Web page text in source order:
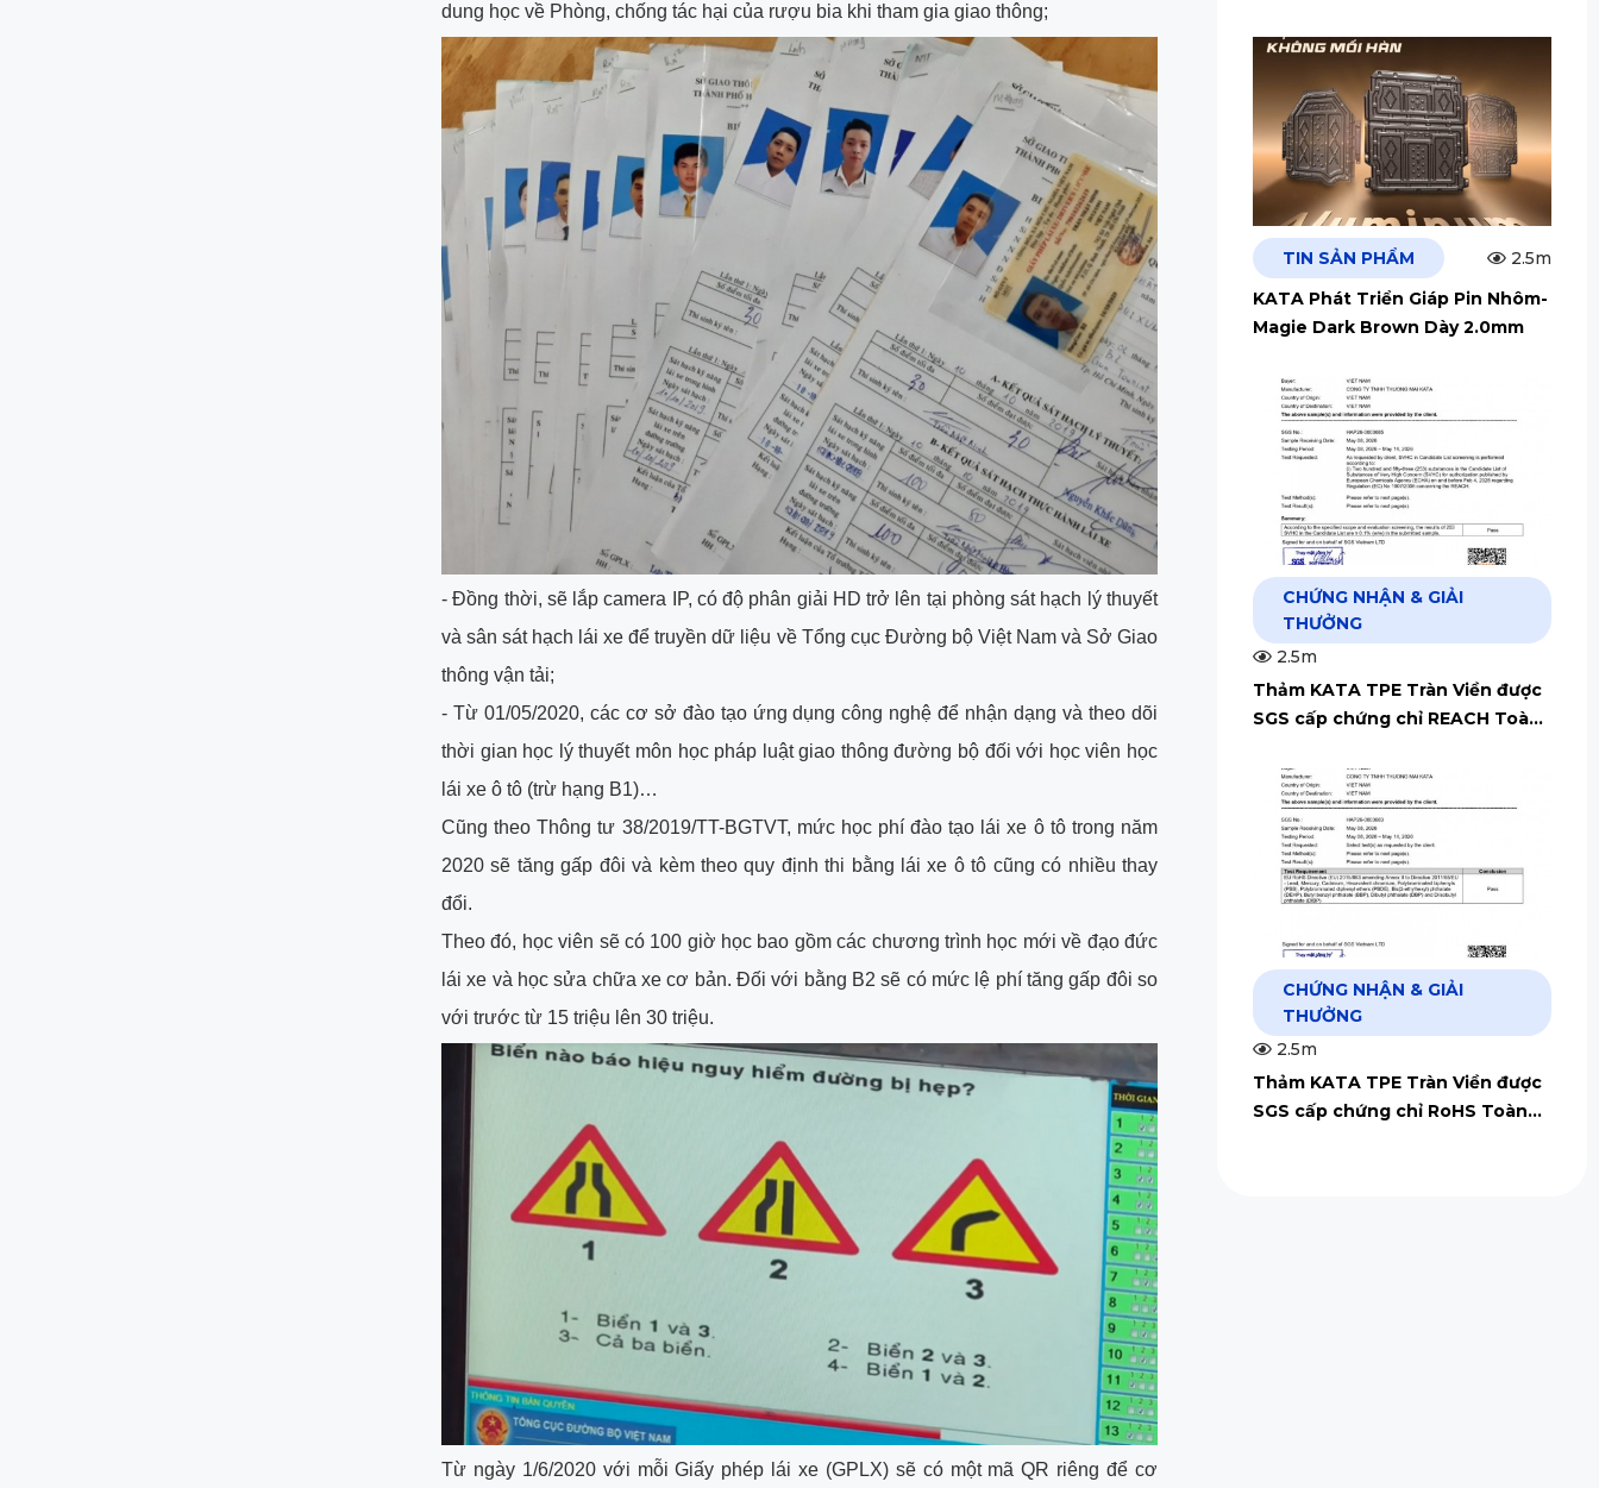
dung học về Phòng, chống tác hại của rượu bia khi tham gia giao thông;
- Đồng thời, sẽ lắp camera IP, có độ phân giải HD trở lên tại phòng sát hạch lý thuyết
và sân sát hạch lái xe để truyền dữ liệu về Tổng cục Đường bộ Việt Nam và Sở Giao
thông vận tải;
- Từ 01/05/2020, các cơ sở đào tạo ứng dụng công nghệ để nhận dạng và theo dõi
thời gian học lý thuyết môn học pháp luật giao thông đường bộ đối với học viên học
lái xe ô tô (trừ hạng B1)…
Cũng theo Thông tư 38/2019/TT-BGTVT, mức học phí đào tạo lái xe ô tô trong năm
2020 sẽ tăng gấp đôi và kèm theo quy định thi bằng lái xe ô tô cũng có nhiều thay
đổi.
Theo đó, học viên sẽ có 100 giờ học bao gồm các chương trình học mới về đạo đức
lái xe và học sửa chữa xe cơ bản. Đối với bằng B2 sẽ có mức lệ phí tăng gấp đôi so
với trước từ 15 triệu lên 30 triệu.
Từ ngày 1/6/2020 với mỗi Giấy phép lái xe (GPLX) sẽ có một mã QR riêng để cơ
TIN SẢN PHẨM
2.5m
KATA Phát Triển Giáp Pin Nhôm-
Magie Dark Brown Dày 2.0mm
CHỨNG NHẬN & GIẢI
THƯỞNG
2.5m
Thảm KATA TPE Tràn Viền được
SGS cấp chứng chỉ REACH Toàn
CHỨNG NHẬN & GIẢI
THƯỞNG
2.5m
Thảm KATA TPE Tràn Viền được
SGS cấp chứng chỉ RoHS Toàn